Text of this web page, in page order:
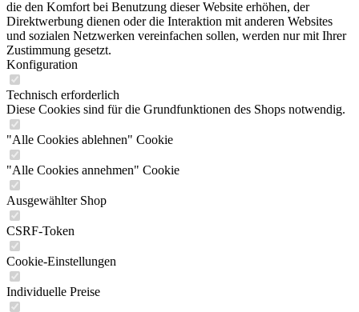
die den Komfort bei Benutzung dieser Website erhöhen, der
Direktwerbung dienen oder die Interaktion mit anderen Websites
und sozialen Netzwerken vereinfachen sollen, werden nur mit Ihrer
Zustimmung gesetzt.
Konfiguration
Technisch erforderlich
Diese Cookies sind für die Grundfunktionen des Shops notwendig.
"Alle Cookies ablehnen" Cookie
"Alle Cookies annehmen" Cookie
Ausgewählter Shop
CSRF-Token
Cookie-Einstellungen
Individuelle Preise